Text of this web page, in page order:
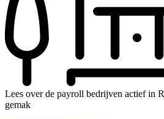
Lees over de payroll bedrijven actief in
gemak